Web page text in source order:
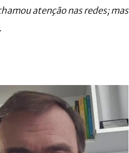
atenção nas redes; mas